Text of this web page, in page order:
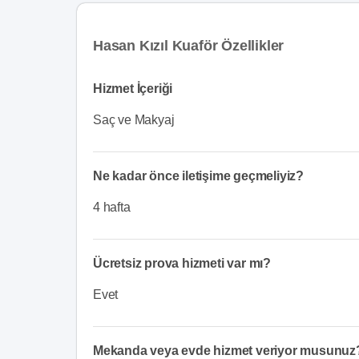
Hasan Kızıl Kuaför Özellikler
Hizmet İçeriği
Saç ve Makyaj
Ne kadar önce iletişime geçmeliyiz?
4 hafta
Ücretsiz prova hizmeti var mı?
Evet
Mekanda veya evde hizmet veriyor